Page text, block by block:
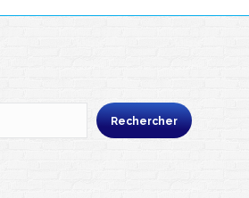
Rechercher